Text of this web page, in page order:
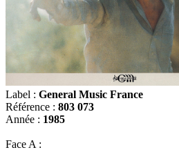
Label : General Music France
Référence : 803 073
Année : 1985
Face A :